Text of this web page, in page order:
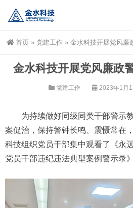
首页 » 党建工作 » 金水科技开展党风廉
金水科技开展党风廉政
党建工作 2023年1月
为持续做好同级同类干部警示
案促治，保持警钟长鸣、震慑常在
科技组织党员干部集中观看了《
党员干部违纪违法典型案例警示录》